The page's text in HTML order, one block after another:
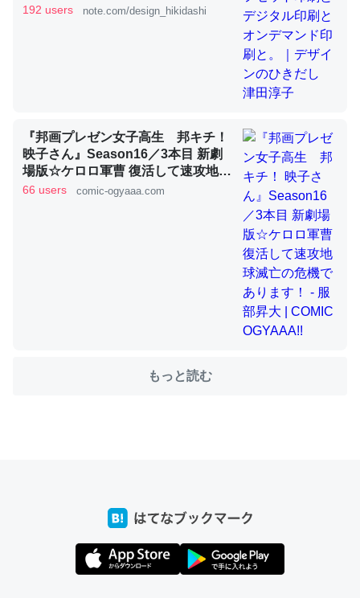
ウチもEchoを実家に置いて４年。でたまに覗いてる。ぼ
位置情報を共有してる。電池残量や充電中かが分かるので
これ見て生きてるなって分かる。
─たまにLINEするくらいだった遠方の父67歳と僕。ITツール導入で
コミュニケーションが劇的に変化した｜tayorini by LIFULL介護
ちょうど同じ理由でEcho Show 8を設定中でした。Prime
とかSpotifyを支払う孝行もできる。一生で親と会える残
り時間を日数にすると1週間とかの人が多いそうだけど、
─たまにLINEするくらいだった遠方の父67歳と僕。ITツール導入で
たいなのでネット環境作ったけどAlexaしか使わないので
回線代ほとんどかからないですよ。参考：
https://toyoshi.hatenablog.com/entry/2019/05/15/1805
津田淳子
192 users note.com/design_hikidashi
『邦画プレゼン女子高生 邦キチ！
映子さん』Season16／3本目 新劇
場版☆ケロロ軍曹 復活して速攻地球
滅亡の危機であります！ - 服部昇大 |
66 users comic-ogyaaa.com
もっと読む